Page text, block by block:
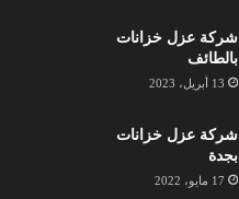
شركة عزل خزانات
بالطائف
13 أبريل، 2023
شركة عزل خزانات
بجدة
17 مايو، 2022